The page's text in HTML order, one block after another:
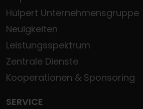
Hülpert Unternehmensgruppe
Neuigkeiten
Leistungsspektrum
Zentrale Dienste
Kooperationen & Sponsoring
SERVICE